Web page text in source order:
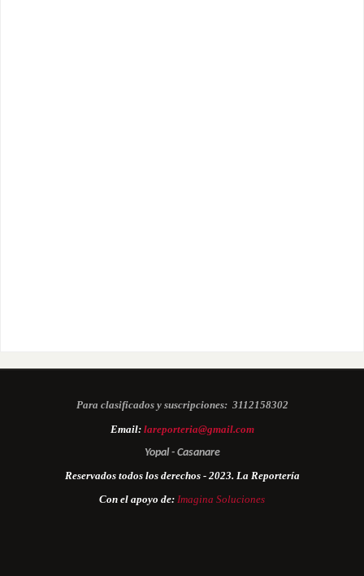
Para clasificados y suscripciones: 3112158302
Email: lareporteria@gmail.com
Yopal - Casanare
Reservados todos los derechos - 2023. La Reportería
Con el apoyo de: Imagina Soluciones